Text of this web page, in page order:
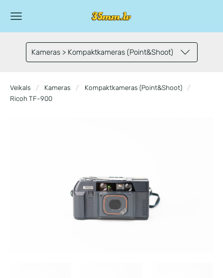
Kameras > Kompaktkameras (Point&Shoot)
Veikals Kameras
Kompaktkameras (Point&Shoot)
Ricoh TF-900